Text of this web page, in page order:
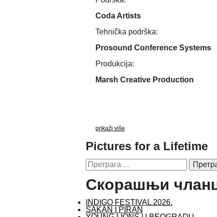
Coda Artists
Tehnička podrška:
Prosound Conference Systems
Produkcija:
Marsh Creative Production
prikaži više
Pictures for a Lifetime
Претрага
за:
Скорашњи
INDIGO FESTIVAL 2026.
SAKAN I PIRAN